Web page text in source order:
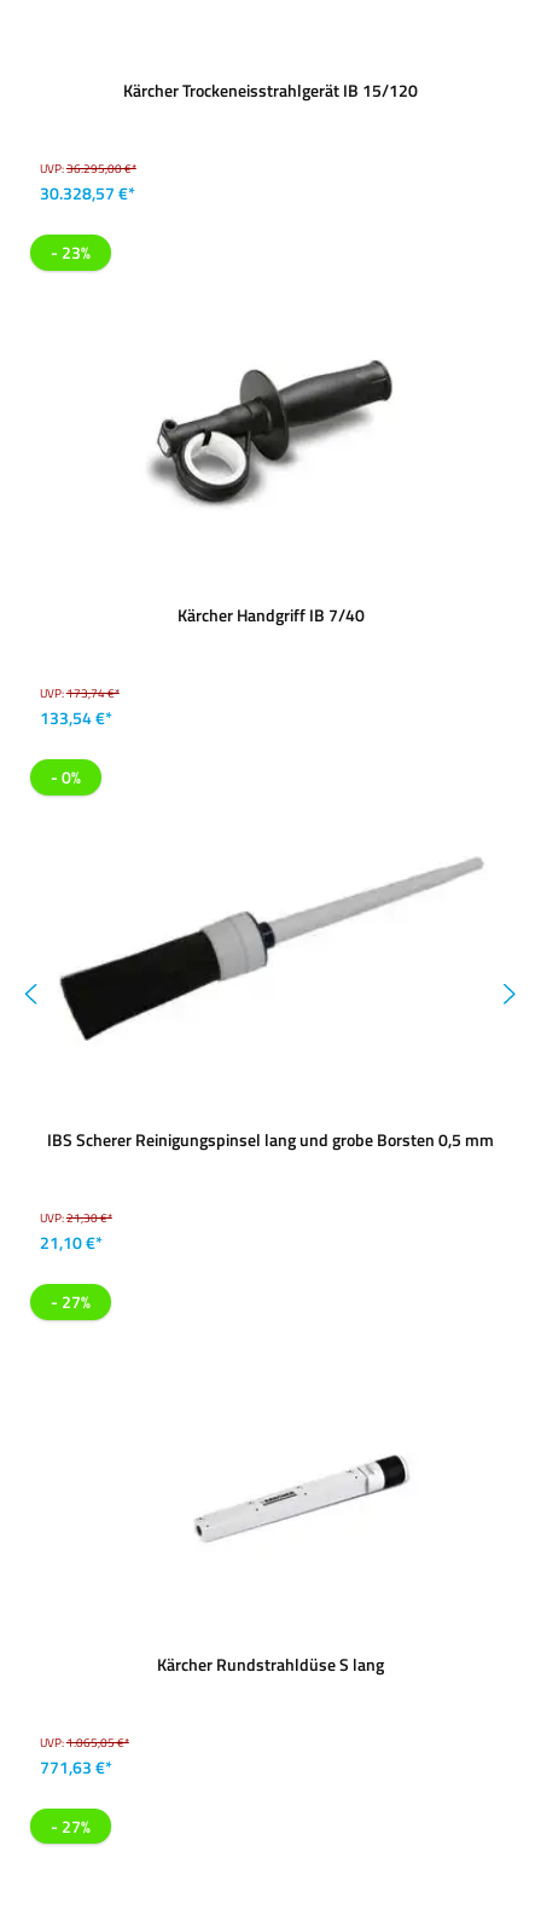
Kärcher Trockeneisstrahlgerät IB 15/120
UVP:36.295,00 €*
30.328,57 €*
- 23%
Kärcher Handgriff IB 7/40
UVP:173,74 €*
133,54 €*
- 0%
IBS Scherer Reinigungspinsel lang und grobe Borsten 0,5 mm
UVP:21,30 €*
21,10 €*
- 27%
Kärcher Rundstrahldüse S lang
UVP:1.065,05 €*
771,63 €*
- 27%